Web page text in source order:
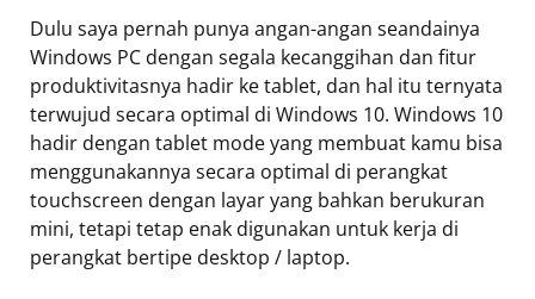
Dulu saya pernah punya angan-angan seandainya
Windows PC dengan segala kecanggihan dan fitur
produktivitasnya hadir ke tablet, dan hal itu ternyata
terwujud secara optimal di Windows 10. Windows 10
hadir dengan tablet mode yang membuat kamu bisa
menggunakannya secara optimal di perangkat
touchscreen dengan layar yang bahkan berukuran
mini, tetapi tetap enak digunakan untuk kerja di
perangkat bertipe desktop / laptop.